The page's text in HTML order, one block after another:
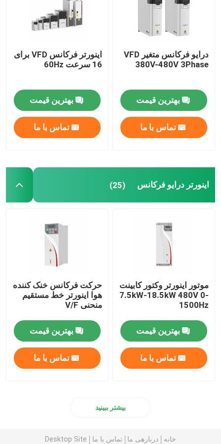
درایو فرکانس متغیر VFD
380V-480V 3Phase
بهترین قیمت
تماس با ما
اینورتر فرکانس VFD برای
16 سرعت 60Hz
بهترین قیمت
تماس با ما
اینورتر درایو فرکانس (25)
موتور اینورتر وکتور کابینت
7.5kW-18.5kW 480V 0-
1500Hz
بهترین قیمت
تماس با ما
حرکت فرکانس خنک کننده
هوا اینورتر خط مستقیم
منحنی V/F
بهترین قیمت
تماس با ما
بیشتر ببینید
خانه دربارهی ما تماس با ما Desktop Site